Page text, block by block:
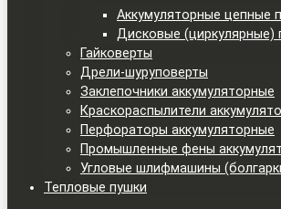
Аккумуляторные цепные
Дисковые (циркулярные)
Гайковерты
Дрели-шуруповерты
Заклепочники аккумуляторные
Краскораспылители
Перфораторы аккумуляторные
Промышленные фены
Угловые шлифмашины
Тепловые пушки